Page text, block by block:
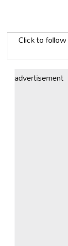
Click to follow
advertisement